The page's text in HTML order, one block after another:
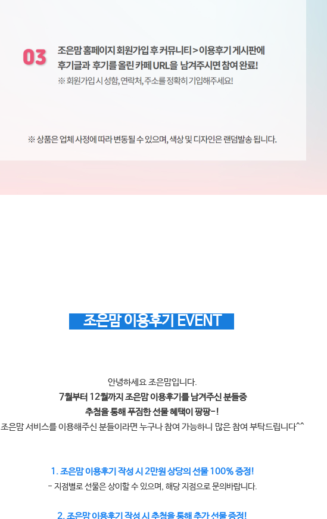
조은맘 이용후기 EVENT
안녕하세요 조은맘입니다.
7월부터 12월까지 조은맘 이용후기를 남겨주신 분들중
추첨을 통해 푸짐한 선물 혜택이 팡팡-!
조은맘 서비스를 이용해주신 분들이라면 누구나 참여 가능하니 많은 참여 부탁드립니다^^
1. 조은맘 이용후기 작성 시 2만원 상당의 선물 100% 증정!
- 지점별로 선물은 상이할 수 있으며, 해당 지점으로 문의바랍니다.
2. 조은맘 이용후기 작성 시 추첨을 통해 추가 선물 증정!